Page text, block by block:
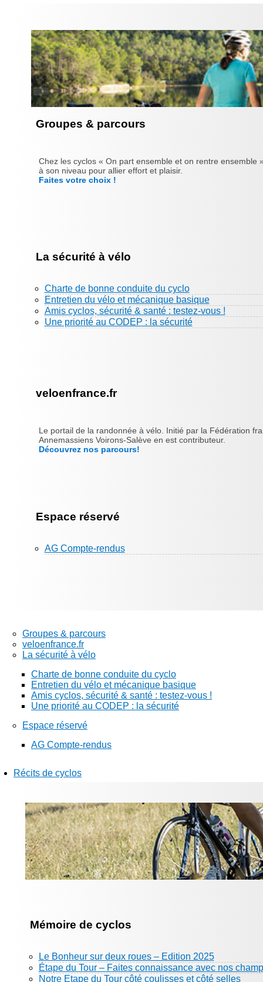
Groupes & parcours
Chez les cyclos « On part ensemble et on rentre
à son niveau pour allier effort et plaisir.
Faites votre choix !
La sécurité à vélo
Charte de bonne conduite du cyclo
Entretien du vélo et mécanique basique
Amis cyclos, sécurité & santé : testez-vous !
Une priorité au CODEP : la sécurité
veloenfrance.fr
Le portail de la randonnée à vélo. Initié par la Fédération
Annemassiens Voirons-Salève en est contributeur.
Découvrez nos parcours!
Espace réservé
AG Compte-rendus
Groupes & parcours
veloenfrance.fr
La sécurité à vélo
Charte de bonne conduite du cyclo
Entretien du vélo et mécanique basique
Amis cyclos, sécurité & santé : testez-vous !
Une priorité au CODEP : la sécurité
Espace réservé
AG Compte-rendus
Récits de cyclos
Mémoire de cyclos
Le Bonheur sur deux roues – Edition 2025
Étape du Tour – Faites connaissance avec nos
Notre Etape du Tour côté coulisses et côté selles